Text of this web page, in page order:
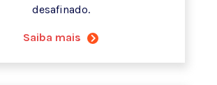
desafinado.
Saiba mais